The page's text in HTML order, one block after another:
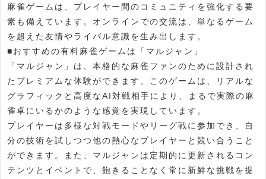
麻雀ゲームは、プレイヤー間のコミュニティを強化する要
素も備えています。オンラインでの交流は、単なるゲーム
を超えた友情やライバル意識を生み出します。
■おすすめの有料麻雀ゲームは「マルジャン」
「マルジャン」は、本格的な麻雀ファンのために設計され
たプレミアムな体験ができます。このゲームは、リアルな
グラフィックと高度なAI対戦相手により、まるで実際の麻
雀卓にいるかのような感覚を実現しています。
プレイヤーは多様な対戦モードやリーグ戦に参加でき、自
分の技術を試しつつ他の熱心なプレイヤーと競い合うこと
ができます。また、マルジャンは定期的に更新されるコン
テンツとイベントで、飽きることなく常に新鮮な挑戦を提